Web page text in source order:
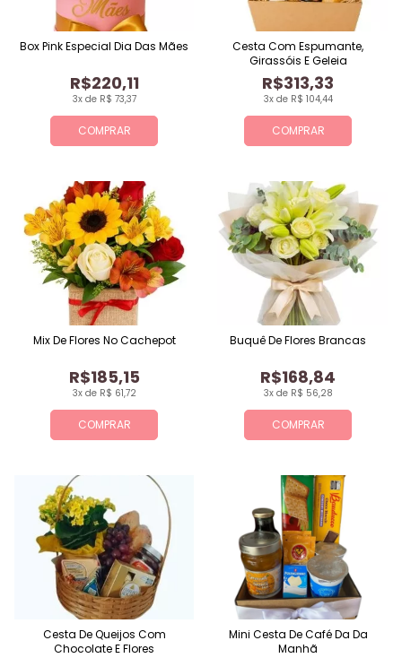
COMPRAR
3x de R$ 73,37
R$220,11
Box Pink Especial Dia Das Mães
COMPRAR
3x de R$ 104,44
R$313,33
Cesta Com Espumante,
Girassóis E Geleia
COMPRAR
3x de R$ 61,72
R$185,15
Mix De Flores No Cachepot
COMPRAR
3x de R$ 56,28
R$168,84
Buquê De Flores Brancas
Cesta De Queijos Com
Chocolate E Flores
Mini Cesta De Café Da Da
Manhã